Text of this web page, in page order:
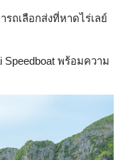
รถเลือกส่งที่หาดไร่เลย์
Speedboat พร้อมความ